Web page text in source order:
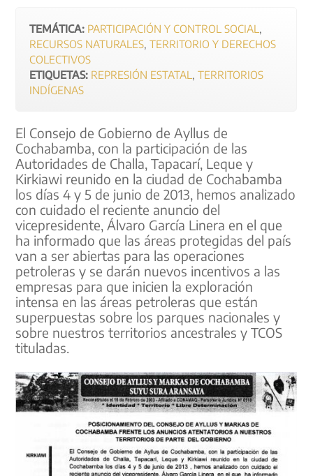
TEMÁTICA: PARTICIPACIÓN Y CONTROL SOCIAL
RECURSOS NATURALES ,TERRITORIO Y DERECHOS
COLECTIVOS
ETIQUETAS: REPRESIÓN ESTATAL ,TERRITORIOS
INDÍGENAS
El Consejo de Gobierno de Ayllus de
Cochabamba, con la participación de las
Autoridades de Challa, Tapacarí, Leque y
Kirkiawi reunido en la ciudad de Cochabamba
los días 4 y 5 de junio de 2013, hemos analizado
con cuidado el reciente anuncio del
vicepresidente, Álvaro García Linera en el que
ha informado que las áreas protegidas del país
van a ser abiertas para las operaciones
petroleras y se darán nuevos incentivos a las
empresas para que inicien la exploración
intensa en las áreas petroleras que están
superpuestas sobre los parques nacionales y
sobre nuestros territorios ancestrales y TCOS
tituladas.